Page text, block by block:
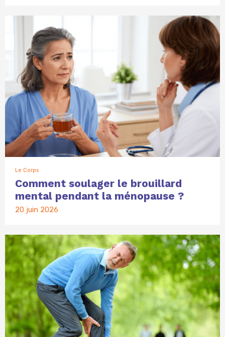
Le Corps
Comment soulager le brouillard
mental pendant la ménopause ?
20 juin 2026